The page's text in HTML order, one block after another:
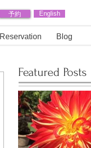
予約 English
Reservation Blog
Featured Posts